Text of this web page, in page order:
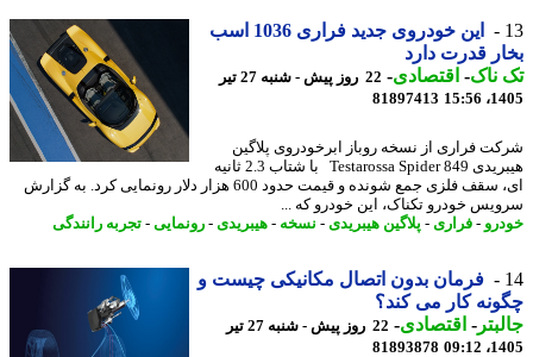
این خودروی جدید فراری 1036 اسب
قدرت دارد
-اقتصادی-
22 روز پیش - شنبه 27 تیر
81897413
فراری از نسخه روباز ابرخودروی پلاگین
هیبریدی 849 Testarossa Spider با شتاب 2.3 ثانیه
ای، سقف فلزی جمع شونده و قیمت حدود 600 هزار دلار رونمایی کرد. به گزارش
خودرو تکناک، این خودرو که ...
-فراری - پلاگین هیبریدی -نسخه-هیبریدی -رونمایی-تجربه رانندگی
فرمان بدون اتصال مکانیکی چیست و
کار می کند؟
-اقتصادی-
22 روز پیش - شنبه 27 تیر
81893878